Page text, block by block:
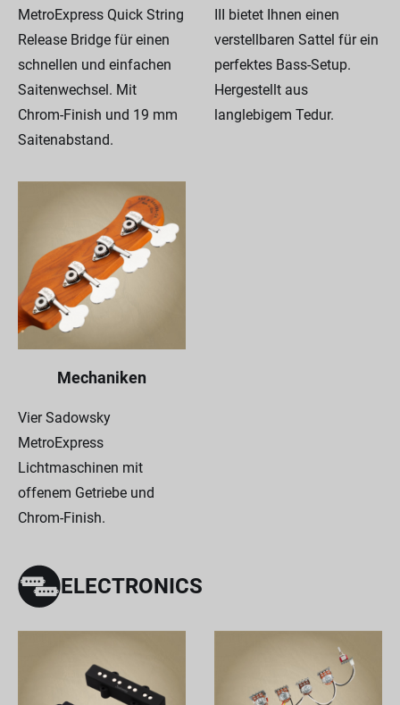
MetroExpress Quick String
Release Bridge für einen
schnellen und einfachen
Saitenwechsel. Mit
Chrom-Finish und 19 mm
Saitenabstand.
III bietet Ihnen einen
verstellbaren Sattel für ein
perfektes Bass-Setup.
Hergestellt aus
langlebigem Tedur.
Mechaniken
Vier Sadowsky
MetroExpress
Lichtmaschinen mit
offenem Getriebe und
Chrom-Finish.
ELECTRONICS